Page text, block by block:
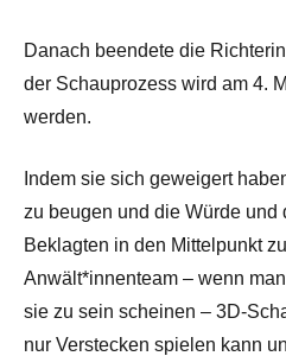
Danach beendete die
der Schauprozess wird am 4.
werden.
Indem sie sich geweigert
zu beugen und die Würde und
Beklagten in den Mittelpunkt
Anwält*innenteam – wenn
sie zu sein scheinen – 3D-
nur Verstecken spielen kann